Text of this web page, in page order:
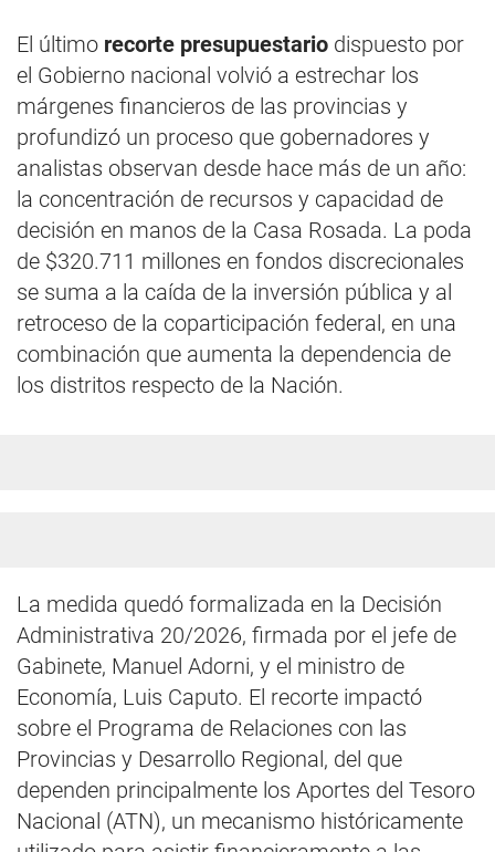
El último recorte presupuestario dispuesto por
el Gobierno nacional volvió a estrechar los
márgenes financieros de las provincias y
profundizó un proceso que gobernadores y
analistas observan desde hace más de un año:
la concentración de recursos y capacidad de
decisión en manos de la Casa Rosada. La poda
de $320.711 millones en fondos discrecionales
se suma a la caída de la inversión pública y al
retroceso de la coparticipación federal, en una
combinación que aumenta la dependencia de
los distritos respecto de la Nación.
La medida quedó formalizada en la Decisión
Administrativa 20/2026, firmada por el jefe de
Gabinete, Manuel Adorni, y el ministro de
Economía, Luis Caputo. El recorte impactó
sobre el Programa de Relaciones con las
Provincias y Desarrollo Regional, del que
dependen principalmente los Aportes del Tesoro
Nacional (ATN), un mecanismo históricamente